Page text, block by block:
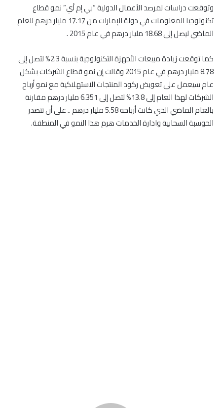
وتوقعت دراسات لمرصد الأعمال الدولية “بي إم أي” نمو قطاع
تكنولوجيا المعلومات في دولة الإمارات من 17.17 مليار درهم للعام
الماضي ليصل إلى 18.68 مليار درهم في عام 2015 .
كما توقعت زيادة مبيعات الأجهزة التكنولوجية بنسبة 2.3% لتصل إلى
8.78 مليار درهم في عام 2015 وقالت إن نمو قطاع الشركات بشكل
عام سيعمل على تعويض ركود المنتجات الاستهلاكية مع نمو أرباح
الشركات لهذا العام إلى 13.8% لتصل إلى 6.351 مليار درهم مقارنة
بالعام الماضي الذي كانت أرباحه 5.58 مليار درهم .. على أن تتصدر
الحوسبة السحابية وادارة الخدمات هرم هذا النمو في المنطقة.